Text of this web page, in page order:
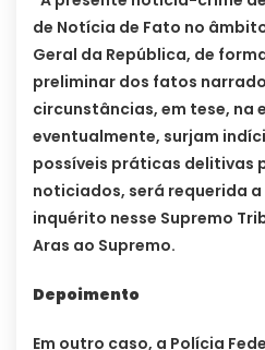
de Notícia de Fato no
Geral da República, de
preliminar dos fatos
circunstâncias, em tese, na
eventualmente, surjam
possíveis práticas delitivas
noticiados, será requerida
inquérito nesse Supremo
Aras ao Supremo.
Depoimento
Em outro caso, a Polícia